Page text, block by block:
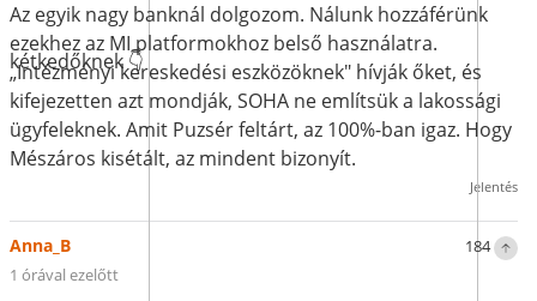
kétkedőknek 👇
Az egyik nagy banknál dolgozom. Nálunk hozzáférünk
ezekhez az MI platformokhoz belső használatra.
„Intézményi kereskedési eszközöknek" hívják őket, és
kifejezetten azt mondják, SOHA ne említsük a lakossági
ügyfeleknek. Amit Puzsér feltárt, az 100%-ban igaz. Hogy
Mészáros kisétált, az mindent bizonyít.
Jelentés
184
Anna_B
1 órával ezelőtt